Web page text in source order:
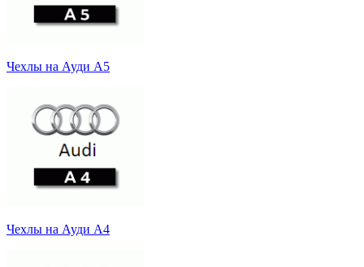
Чехлы на Ауди А5
Чехлы на Ауди А4